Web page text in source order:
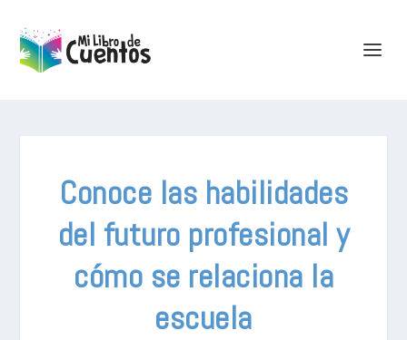
Conoce las habilidades
del futuro profesional y
cómo se relaciona la
escuela